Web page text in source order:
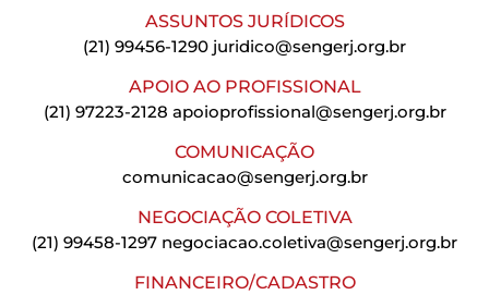
ASSUNTOS JURÍDICOS
(21) 99456-1290 juridico@sengerj.org.br
APOIO AO PROFISSIONAL
(21) 97223-2128 apoioprofissional@sengerj.org.br
COMUNICAÇÃO
comunicacao@sengerj.org.br
NEGOCIAÇÃO COLETIVA
(21) 99458-1297 negociacao.coletiva@sengerj.org.br
FINANCEIRO/CADASTRO